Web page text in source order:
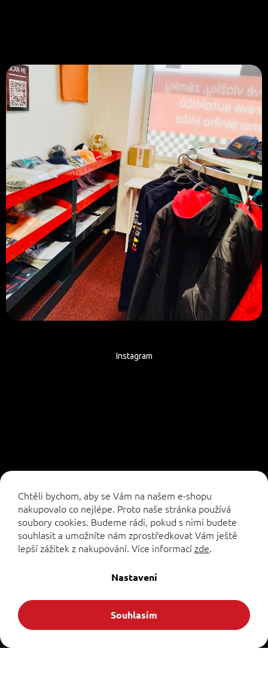
Chtěli bychom, aby se Vám na našem e-shopu
nakupovalo co nejlépe. Proto naše stránka používá
soubory cookies. Budeme rádi, pokud s nimi budete
souhlasit a umožníte nám zprostředkovat Vám ještě
lepší zážitek z nakupování. Více informacízde.
Nastavení
Souhlasím
Instagram
Vytvořil Shoptet
Upravit nastavení cookies